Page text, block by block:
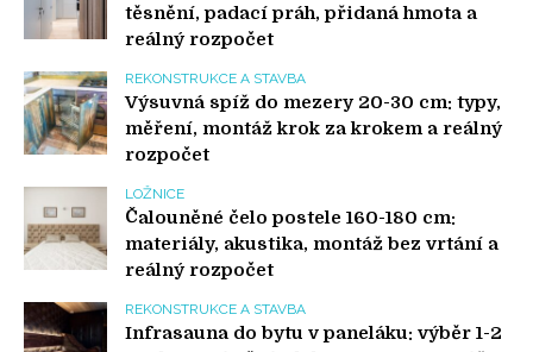
těsnění, padací práh, přidaná hmota a
reálný rozpočet
REKONSTRUKCE A STAVBA
Výsuvná spíž do mezery 20-30 cm: typy,
měření, montáž krok za krokem a reálný
rozpočet
LOŽNICE
Čalouněné čelo postele 160-180 cm:
materiály, akustika, montáž bez vrtání a
reálný rozpočet
REKONSTRUKCE A STAVBA
Infrasauna do bytu v paneláku: výběr 1-2